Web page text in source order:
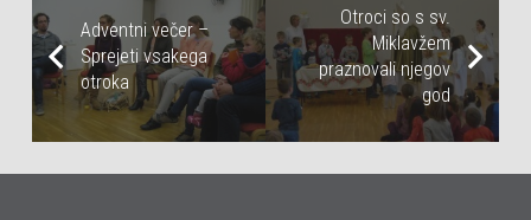
Adventni večer –
Sprejeti vsakega
otroka
Otroci so s sv.
Miklavžem
praznovali njegov
god